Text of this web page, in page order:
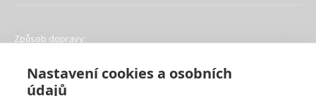
Nastavení cookies a osobních
údajů
Způsob dopravy: